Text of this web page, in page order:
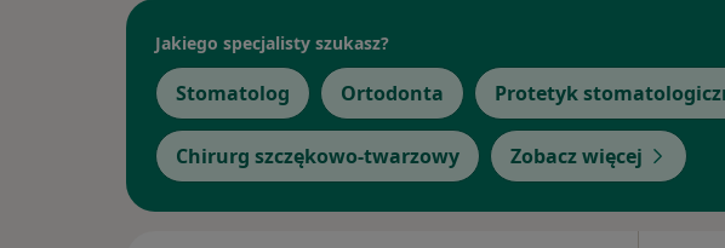
Jakiego specjalisty szukasz?
Stomatolog Ortodonta Protetyk
Chirurg szczękowo-twarzowy Zobacz więcej